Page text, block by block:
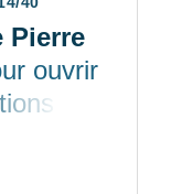
Pierre
ouvrir